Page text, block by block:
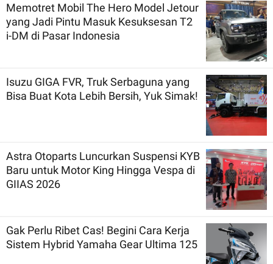
Memotret Mobil The Hero Model Jetour
yang Jadi Pintu Masuk Kesuksesan T2
i-DM di Pasar Indonesia
Isuzu GIGA FVR, Truk Serbaguna yang
Bisa Buat Kota Lebih Bersih, Yuk Simak!
Astra Otoparts Luncurkan Suspensi KYB
Baru untuk Motor King Hingga Vespa di
GIIAS 2026
Gak Perlu Ribet Cas! Begini Cara Kerja
Sistem Hybrid Yamaha Gear Ultima 125